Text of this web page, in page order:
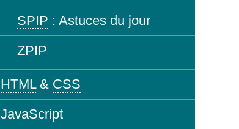
SPIP : Astuces du jour
ZPIP
HTML& CSS
JavaScript